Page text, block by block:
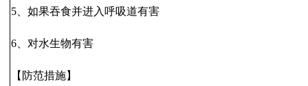
5、如果吞食并进入呼吸道有害
6、对水生物有害
【防范措施】